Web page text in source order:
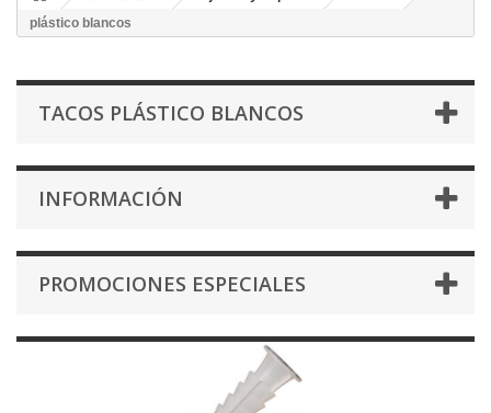
plástico blancos
TACOS PLÁSTICO BLANCOS
INFORMACIÓN
PROMOCIONES ESPECIALES